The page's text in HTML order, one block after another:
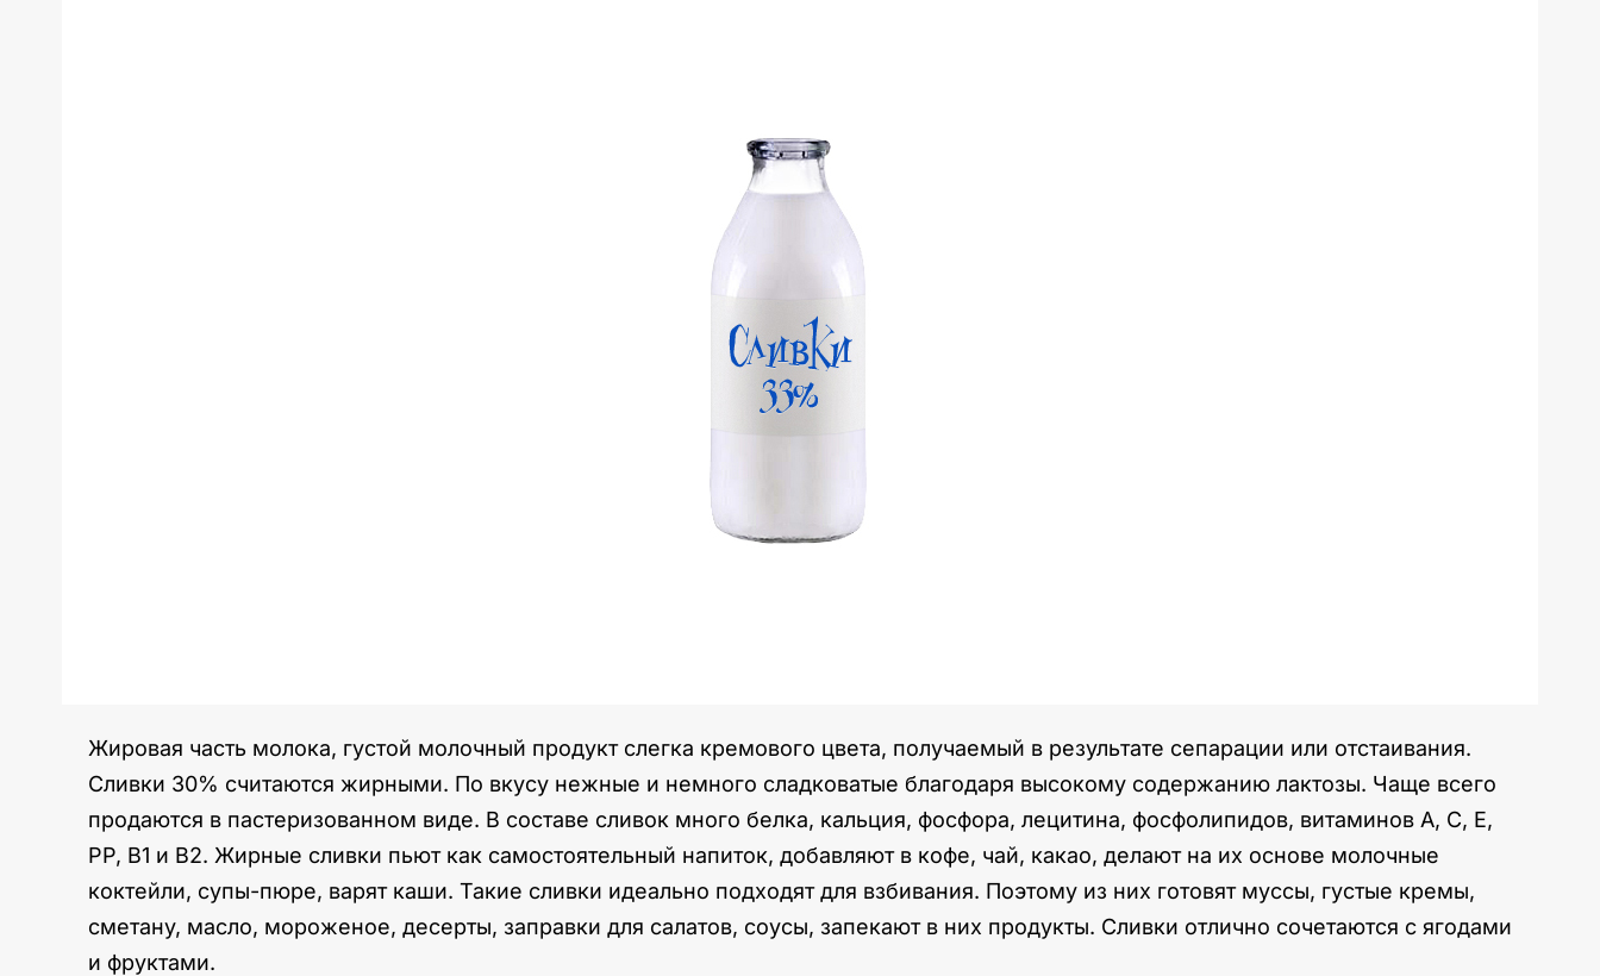
Жировая часть молока, густой молочный продукт слегка кремового цвета, получаемый в результате сепарации или отстаивания.
Сливки 30% считаются жирными. По вкусу нежные и немного сладковатые благодаря высокому содержанию лактозы. Чаще всего
продаются в пастеризованном виде. В составе сливок много белка, кальция, фосфора, лецитина, фосфолипидов, витаминов А, С, Е,
РР, В1 и В2. Жирные сливки пьют как самостоятельный напиток, добавляют в кофе, чай, какао, делают на их основе молочные
коктейли, супы-пюре, варят каши. Такие сливки идеально подходят для взбивания. Поэтому из них готовят муссы, густые кремы,
сметану, масло, мороженое, десерты, заправки для салатов, соусы, запекают в них продукты. Сливки отлично сочетаются с ягодами
и фруктами.